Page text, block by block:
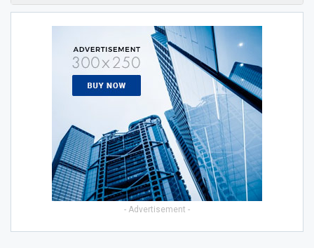
- Advertisement -